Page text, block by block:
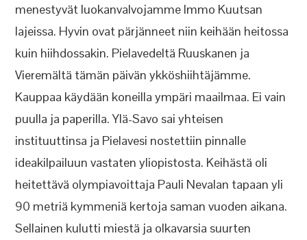
menestyvät luokanvalvojamme Immo Kuutsan
lajeissa. Hyvin ovat pärjänneet niin keihään heitossa
kuin hiihdossakin. Pielavedeltä Ruuskanen ja
Vieremältä tämän päivän ykköshiihtäjämme.
Kauppaa käydään koneilla ympäri maailmaa. Ei vain
puulla ja paperilla. Ylä-Savo sai yhteisen
instituuttinsa ja Pielavesi nostettiin pinnalle
ideakilpailuun vastaten yliopistosta. Keihästä oli
heitettävä olympiavoittaja Pauli Nevalan tapaan yli
90 metriä kymmeniä kertoja saman vuoden aikana.
Sellainen kulutti miestä ja olkavarsia suurten